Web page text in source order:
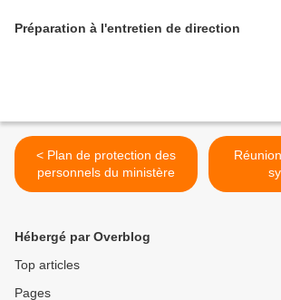
Préparation à l'entretien de direction
< Plan de protection des
personnels du ministère
Hébergé par Overblog
Top articles
Pages